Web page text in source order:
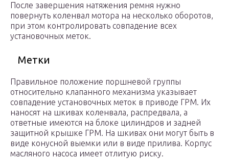
После завершения натяжения ремня нужно
повернуть коленвал мотора на несколько оборотов,
при этом контролировать совпадение всех
установочных меток.
Метки
Правильное положение поршневой группы
относительно клапанного механизма указывает
совпадение установочных меток в приводе ГРМ. Их
наносят на шкивах коленвала, распредвала, а
ответные имеются на блоке цилиндров и задней
защитной крышке ГРМ. На шкивах они могут быть в
виде конусной выемки или в виде прилива. Корпус
масляного насоса имеет отлитую риску.